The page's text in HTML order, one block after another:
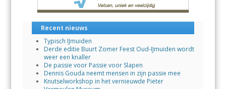
Recent nieuws
Typisch IJmuiden
Derde editie Buurt Zomer Feest Oud-IJmuiden wordt
weer een knaller
De passie voor Passie voor Slapen
Dennis Gouda neemt mensen in zijn passie mee
Knutselworkshop in het vernieuwde Pieter